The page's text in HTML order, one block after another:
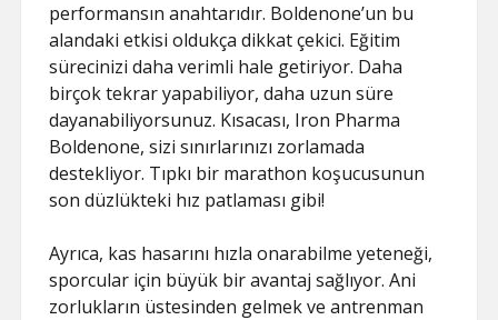
performansın anahtarıdır. Boldenone’un bu
alandaki etkisi oldukça dikkat çekici. Eğitim
sürecinizi daha verimli hale getiriyor. Daha
birçok tekrar yapabiliyor, daha uzun süre
dayanabiliyorsunuz. Kısacası, Iron Pharma
Boldenone, sizi sınırlarınızı zorlamada
destekliyor. Tıpkı bir marathon koşucusunun
son düzlükteki hız patlaması gibi!
Ayrıca, kas hasarını hızla onarabilme yeteneği,
sporcular için büyük bir avantaj sağlıyor. Ani
zorlukların üstesinden gelmek ve antrenman